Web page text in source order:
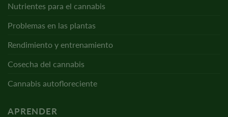
Nutrientes para el cannabis
Problemas en las plantas
Rendimiento y entrenamiento
Cosecha del cannabis
Cannabis autofloreciente
APRENDER